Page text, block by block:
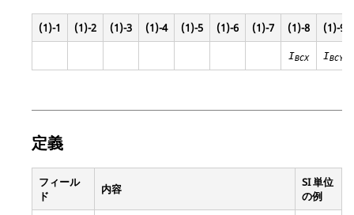
(1)-1 (1)-2 (1)-3 (1)-4 (1)-5 (1)-6 (1)-7 (1)-8 (1)-9
IBCX IBCY
定義
フィール
ド
内容
SI 単位
の例